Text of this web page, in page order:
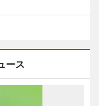
ース